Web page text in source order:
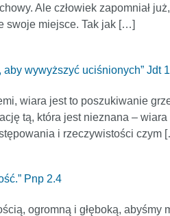
Ale człowiek zapomniał
swoje miejsce. Tak jak […]
wywyższyć uciśnionych” Jdt
wiara jest to poszukiwanie
tą, która jest nieznana –
i rzeczywistości czym
Pnp 2.4
ogromną i głęboką,